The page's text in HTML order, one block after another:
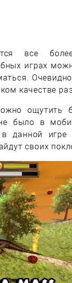
все
играх
качестве
ощутить
было в
данной игре
своих